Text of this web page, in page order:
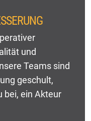
und
Teams sind
geschult,
bei, ein Akteur